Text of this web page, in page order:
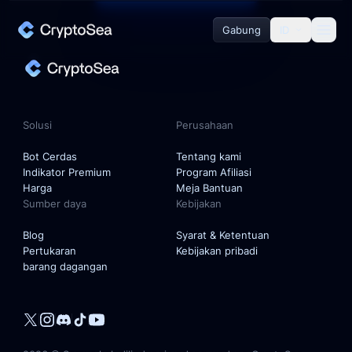
Gabung ID
Solusi
Indikator Premium
Perusahaan
Tentang kami
Solusi
Bot Cerdas
Indikator Premium
Harga
Perusahaan
Tentang kami
Program Afiliasi
Meja Bantuan
Sumber daya
Blog
Pertukaran
barang dagangan
Kebijakan
Syarat & Ketentuan
Kebijakan pribadi